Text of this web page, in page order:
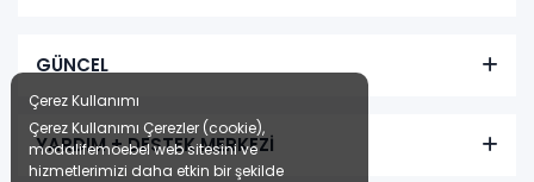
GÜNCEL
YARDIM + DESTEK MERKEZİ
Çerez Kullanımı
Çerez Kullanımı Çerezler (cookie),
modalifemoebel web sitesini ve
hizmetlerimizi daha etkin bir şekilde